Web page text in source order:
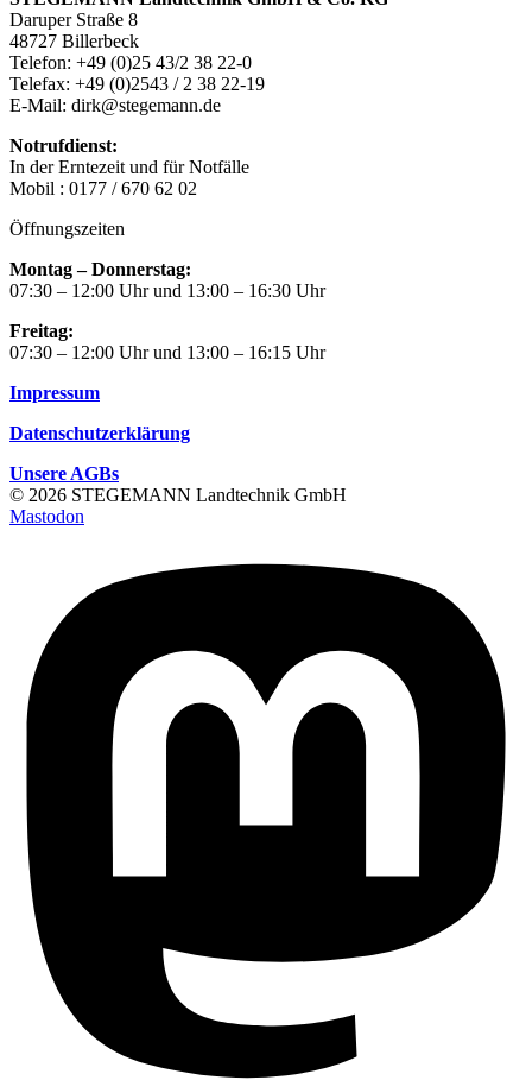
Daruper Straße 8
48727 Billerbeck
Telefon: +49 (0)25 43/2 38 22-0
Telefax: +49 (0)2543 / 2 38 22-19
E-Mail: dirk@stegemann.de
Notrufdienst:
In der Erntezeit und für Notfälle
Mobil : 0177 / 670 62 02
Öffnungszeiten
Montag – Donnerstag:
07:30 – 12:00 Uhr und 13:00 – 16:30 Uhr
Freitag:
07:30 – 12:00 Uhr und 13:00 – 16:15 Uhr
Impressum
Datenschutzerklärung
Unsere AGBs
© 2026 STEGEMANN Landtechnik GmbH
Mastodon